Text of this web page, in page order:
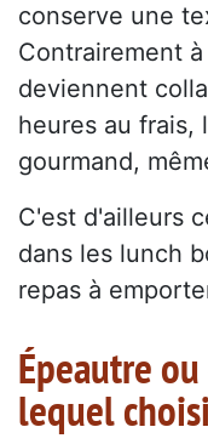
conserve une
Contrairement
deviennent
heures au frais,
gourmand,
C'est d'ailleurs
dans les lunch
repas à
Épeautre
lequel